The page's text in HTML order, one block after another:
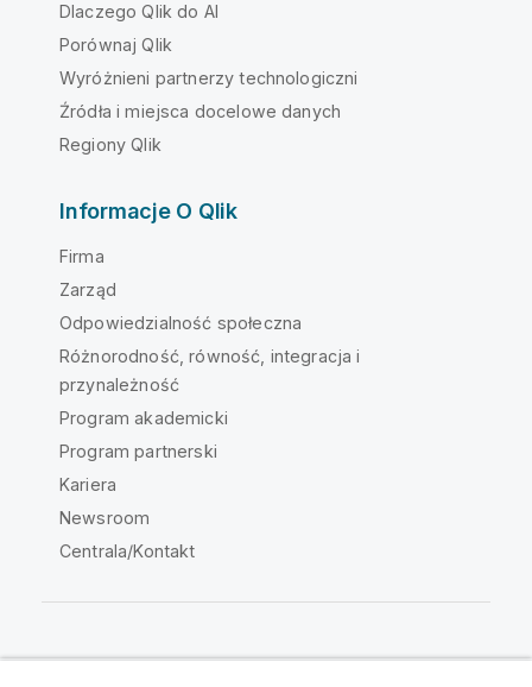
Dlaczego Qlik do AI
Porównaj Qlik
Wyróżnieni partnerzy technologiczni
Źródła i miejsca docelowe danych
Regiony Qlik
Informacje O Qlik
Firma
Zarząd
Odpowiedzialność społeczna
Różnorodność, równość, integracja i
przynależność
Program akademicki
Program partnerski
Kariera
Newsroom
Centrala/Kontakt